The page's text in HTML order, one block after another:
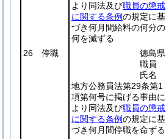
より同法及び職員の懲戒
に関する条例の規定に基
づき何月間給料の何分の
何を減ずる
26 停職
徳島県
職員
氏名
地方公務員法第29条第1
項第何号に掲げる事由に
より同法及び職員の懲戒
に関する条例の規定に基
づき何月間停職を命ずる